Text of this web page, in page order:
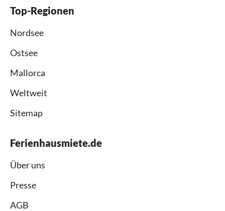
Top-Regionen
Nordsee
Ostsee
Mallorca
Weltweit
Sitemap
Ferienhausmiete.de
Über uns
Presse
AGB